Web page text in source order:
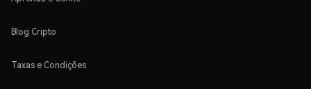
Blog Cripto
Taxas e Condições